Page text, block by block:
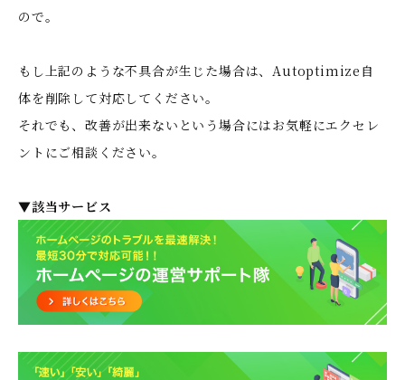
ので。
もし上記のような不具合が生じた場合は、Autoptimize自
体を削除して対応してください。
それでも、改善が出来ないという場合にはお気軽にエクセレ
ントにご相談ください。
▼該当サービス